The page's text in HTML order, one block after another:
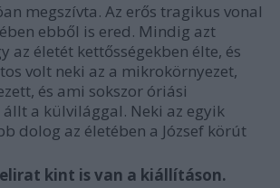
megszívta. Az erős tragikus vonal
ebből is ered. Mindig azt
az életét kettősségekben élte, és
volt neki az a mikrokörnyezet,
és ami sokszor óriási
a külvilággal. Neki az egyik
dolog az életében a József körút
kint is van a kiállításon.